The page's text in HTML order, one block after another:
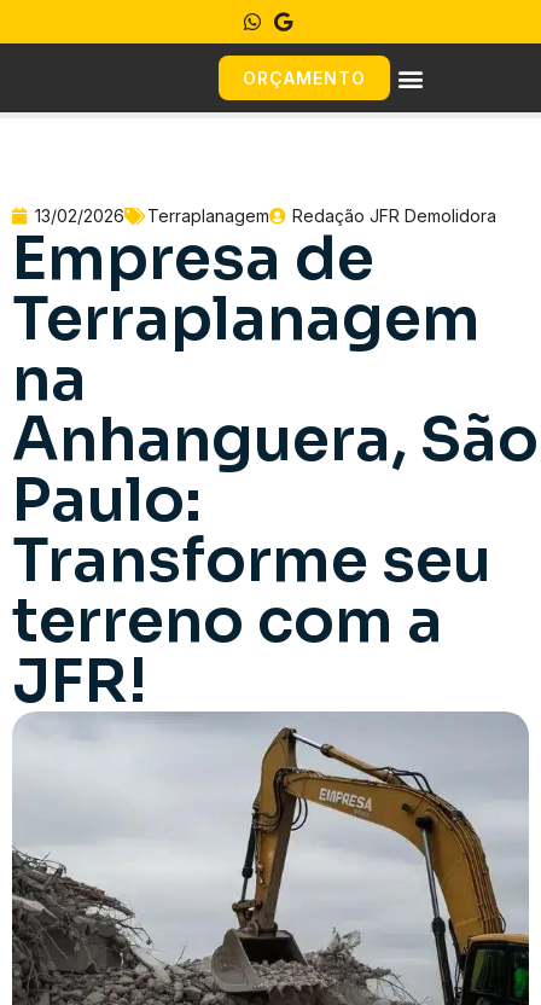
ORÇAMENTO
13/02/2026 Terraplanagem Redação JFR Demolidora
Empresa de
Terraplanagem
na
Anhanguera, São
Paulo:
Transforme seu
terreno com a
JFR!